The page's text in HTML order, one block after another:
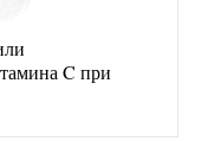
C при